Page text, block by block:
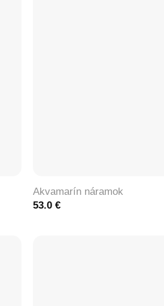
Akvamarín náramok
53.0€